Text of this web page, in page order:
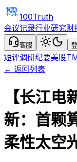
100Truth
会议记录行业研究财
客服
短评调研纪要美股
← 返回列表
【长江
新：首颗
柔性太空